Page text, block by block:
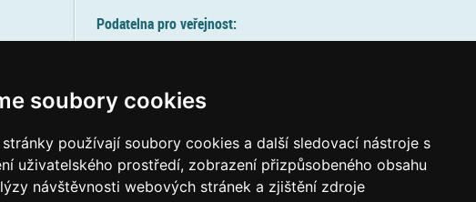
soubory cookies
používají soubory cookies a další sledovací nástroje s
uživatelského prostředí, zobrazení přizpůsobeného obsahu
návštěvnosti webových stránek a zjištění zdroje
Podatelna pro veřejnost:
(více informací
Elektronická podatelna:
posta@msmtgov cz